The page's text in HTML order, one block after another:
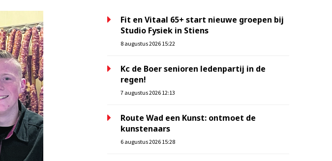
Fit en Vitaal 65+ start nieuwe groepen bij
Studio Fysiek in Stiens
8 augustus 2026 15:22
Kc de Boer senioren ledenpartij in de
regen!
7 augustus 2026 12:13
Route Wad een Kunst: ontmoet de
kunstenaars
6 augustus 2026 15:28